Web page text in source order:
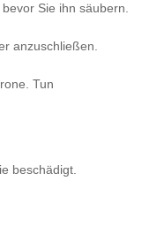
Sie ihn säubern.
anzuschließen.
Tun
beschädigt.